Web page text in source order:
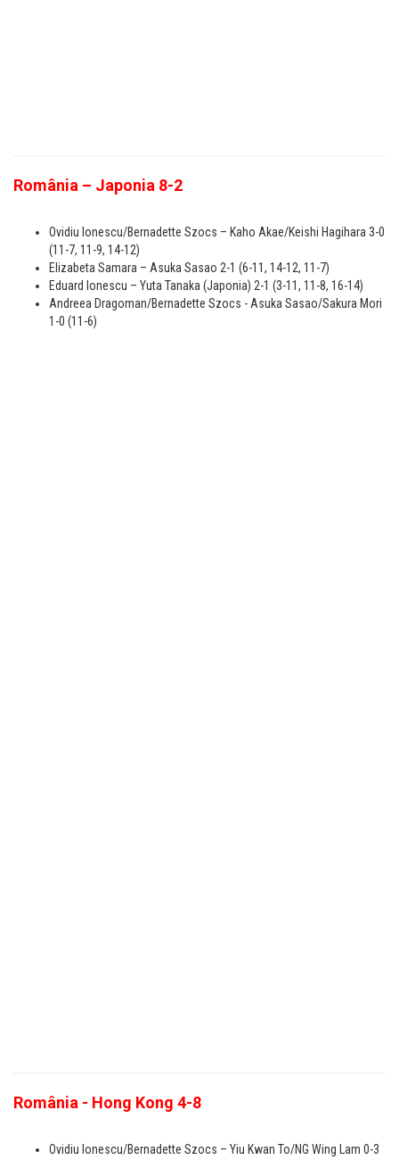
România – Japonia 8-2
Ovidiu Ionescu/Bernadette Szocs – Kaho Akae/Keishi Hagihara 3-0
(11-7, 11-9, 14-12)
Elizabeta Samara – Asuka Sasao 2-1 (6-11, 14-12, 11-7)
Eduard Ionescu – Yuta Tanaka (Japonia) 2-1 (3-11, 11-8, 16-14)
Andreea Dragoman/Bernadette Szocs - Asuka Sasao/Sakura Mori
1-0 (11-6)
România - Hong Kong 4-8
Ovidiu Ionescu/Bernadette Szocs – Yiu Kwan To/NG Wing Lam 0-3